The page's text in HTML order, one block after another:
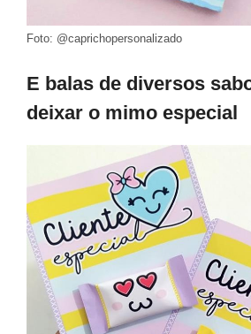
Foto: @caprichopersonalizado
E balas de diversos
deixar o mimo especial